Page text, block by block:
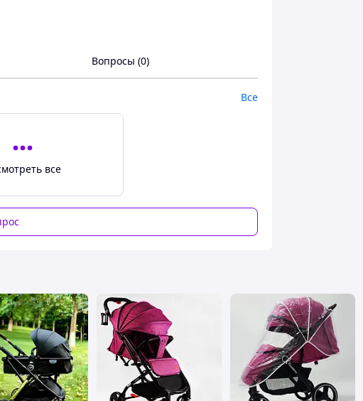
Корзина для покупок
Вопросы (0)
Все
все